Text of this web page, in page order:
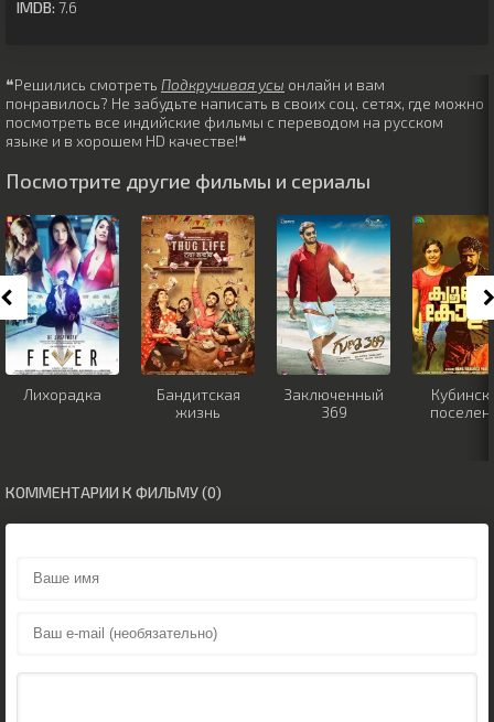
IMDB: 7.6
❝Решились смотреть Подкручивая усы онлайн и вам
понравилось? Не забудьте написать в своих соц. сетях, где можно
посмотреть все индийские фильмы с переводом на русском
языке и в хорошем HD качестве!❝
Посмотрите другие фильмы и сериалы
Лихорадка
Бандитская
жизнь
Заключенный
369
КОММЕНТАРИИ К ФИЛЬМУ (0)